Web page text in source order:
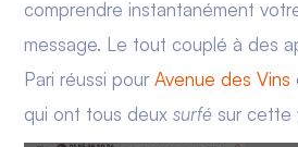
comprendre instantanément
message. Le tout couplé à des
Pari réussi pourAvenue des Vins
qui ont tous deuxsurfé sur cette